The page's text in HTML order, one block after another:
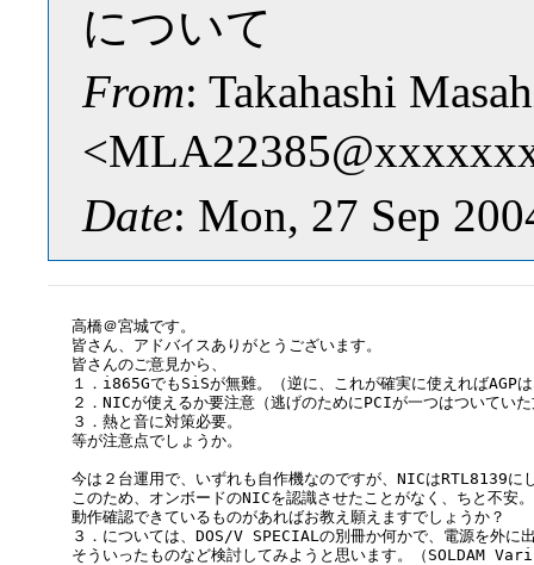
について
From: Takahashi
Date: Mon, 27 Sep
高橋＠宮城です。
皆さん、アドバイスありがとうございます。
皆さんのご意見から、
１．i865GでもSiSが無難。（逆に、これが確実に使えればAGP
２．NICが使えるか要注意（逃げのためにPCIが一つはついてい
３．熱と音に対策必要。
等が注意点でしょうか。
今は２台運用で、いずれも自作機なのですが、NICはRTL8139に
このため、オンボードのNICを認識させたことがなく、ちと不安。
動作確認できているものがあればお教え願えますでしょうか？
３．については、DOS/V SPECIALの別冊か何かで、電源を外に
そういったものなど検討してみようと思います。（SOLDAM